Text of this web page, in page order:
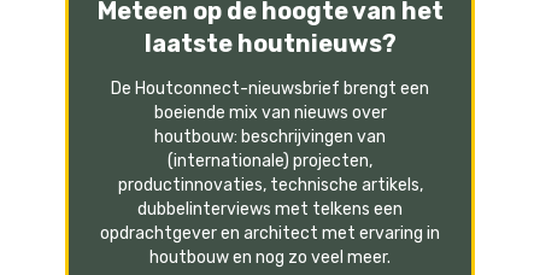
Meteen op de hoogte van het
laatste houtnieuws?
De Houtconnect-nieuwsbrief brengt een
boeiende mix van nieuws over
houtbouw: beschrijvingen van
(internationale) projecten,
productinnovaties, technische artikels,
dubbelinterviews met telkens een
opdrachtgever en architect met ervaring in
houtbouw en nog zo veel meer.